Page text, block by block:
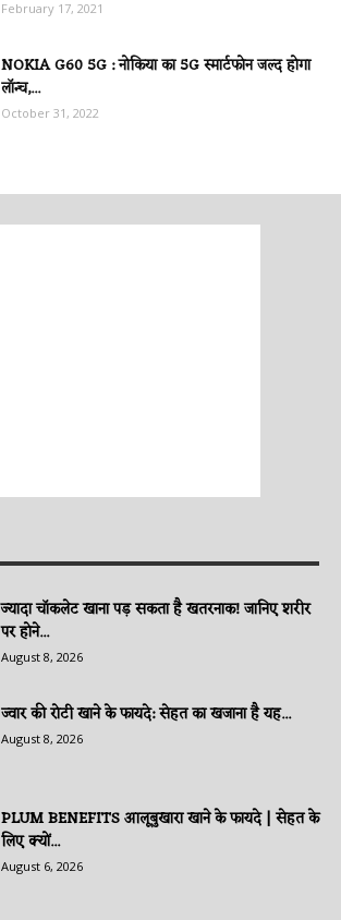
February 17, 2021
NOKIA G60 5G : नोकिया का 5G स्मार्टफोन जल्द होगा
लॉन्च,...
October 31, 2022
ज्यादा चॉकलेट खाना पड़ सकता है खतरनाक! जानिए शरीर
पर होने...
August 8, 2026
ज्वार की रोटी खाने के फायदे: सेहत का खजाना है यह...
August 8, 2026
PLUM BENEFITS आलूबुखारा खाने के फायदे | सेहत के
लिए क्यों...
August 6, 2026